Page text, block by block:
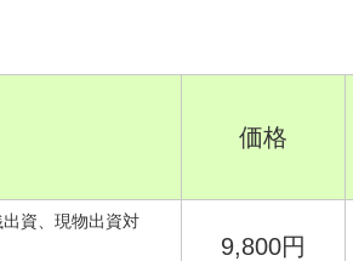
価格
資、現物出資対
9,800円